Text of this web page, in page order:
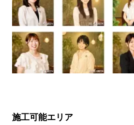
施工可能エリア